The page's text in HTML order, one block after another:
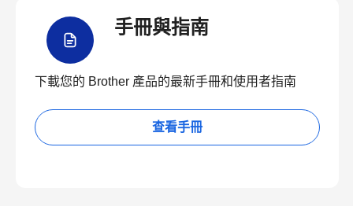
手冊與指南
下載您的 Brother 產品的最新手冊和使用者指南
查看手冊